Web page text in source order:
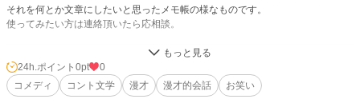
それを何とか文章にしたいと思ったメモ帳の様なものです。
使ってみたい方は連絡頂いたら応相談。
228,783 位 / 228,783 件
大衆娯楽 6,072 位 / 6,072 件
24h.ポイント 0pt
0
コメディ
コント文学 漫才 漫才的会話 お笑い